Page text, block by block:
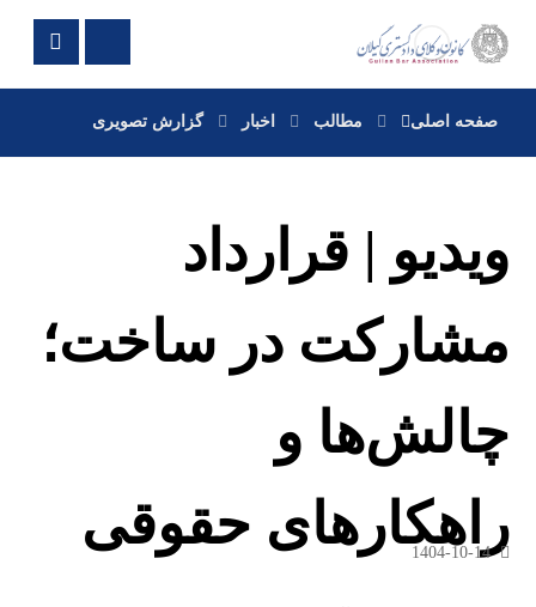
صفحه اصلی مطالب اخبار گزارش تصویری
ویدیو | قرارداد
مشارکت در ساخت؛
چالش‌ها و
راهکارهای حقوقی
1404-10-14